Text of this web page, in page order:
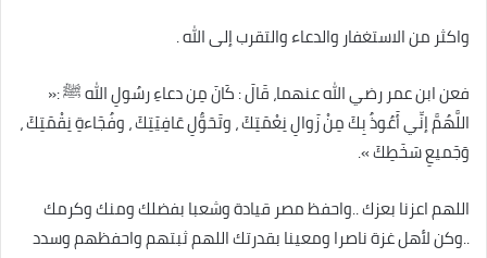
واكثر من الاستغفار والدعاء والتقرب إلى الله .
فعن ابن عمر رضي الله عنهما، قَالَ : كَانَ مِن دعاءِ رسُولِ الله ﷺ :«
اللَّهُمَّ إنِّي أَعُوذُ بِكَ مِنْ زَوالِ نِعْمَتِكَ ، وتَحَوُّلِ عَافِيَتِكَ ، وفُجَاءةِ نِقْمَتِكَ ،
وَجَميعِ سَخَطِكَ ».
اللهم اعزنا بعزك ..واحفظ مصر قيادة وشعبا بفضلك ومنك وكرمك
..وكن لأهل غزة ناصرا ومعينا بقدرتك اللهم ثبتهم واحفظهم وسدد